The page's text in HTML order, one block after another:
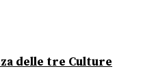
delle tre Culture